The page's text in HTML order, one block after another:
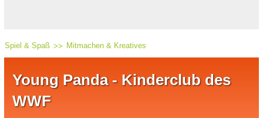
Spiel & Spaß Mitmachen & Kreatives
Young Panda - Kinderclub des
WWF